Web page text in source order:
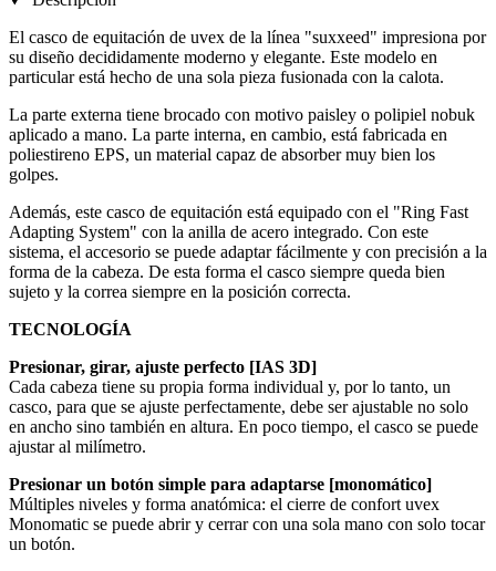
El casco de equitación de uvex de la línea "suxxeed" impresiona por
su diseño decididamente moderno y elegante. Este modelo en
particular está hecho de una sola pieza fusionada con la calota.
La parte externa tiene brocado con motivo paisley o polipiel nobuk
aplicado a mano. La parte interna, en cambio, está fabricada en
poliestireno EPS, un material capaz de absorber muy bien los
golpes.
Además, este casco de equitación está equipado con el "Ring Fast
Adapting System" con la anilla de acero integrado. Con este
sistema, el accesorio se puede adaptar fácilmente y con precisión a la
forma de la cabeza. De esta forma el casco siempre queda bien
sujeto y la correa siempre en la posición correcta.
TECNOLOGÍA
Presionar, girar, ajuste perfecto [IAS 3D]
Cada cabeza tiene su propia forma individual y, por lo tanto, un
casco, para que se ajuste perfectamente, debe ser ajustable no solo
en ancho sino también en altura. En poco tiempo, el casco se puede
ajustar al milímetro.
Presionar un botón simple para adaptarse [monomático]
Múltiples niveles y forma anatómica: el cierre de confort uvex
Monomatic se puede abrir y cerrar con una sola mano con solo tocar
un botón.